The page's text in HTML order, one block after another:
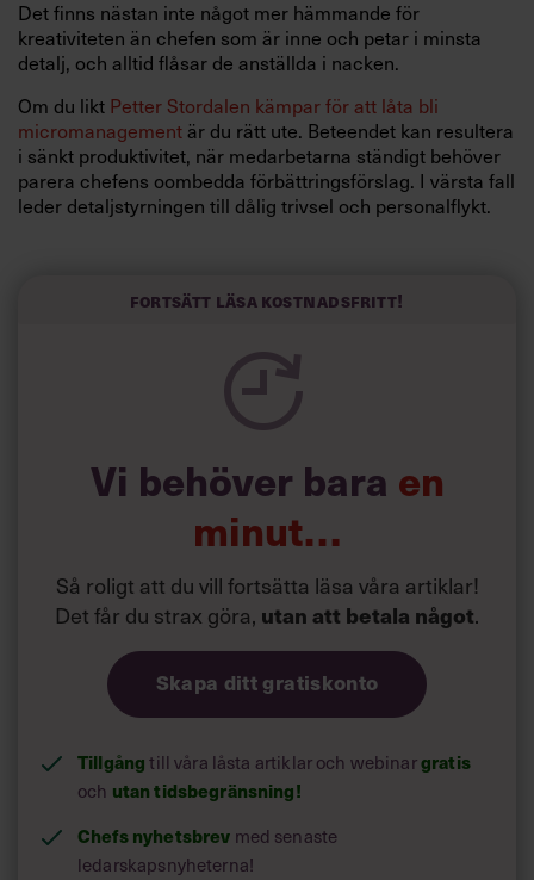
Det finns nästan inte något mer hämmande för
kreativiteten än chefen som är inne och petar i minsta
detalj, och alltid flåsar de anställda i nacken.
Om du likt Petter Stordalen kämpar för att låta bli
micromanagementär du rätt ute. Beteendet kan resultera
i sänkt produktivitet, när medarbetarna ständigt behöver
parera chefens oombedda förbättringsförslag. I värsta fall
leder detaljstyrningen till dålig trivsel och personalflykt.
bli att börja följa arbetet med förstoringsglas när vi
Om du själv är orolig för att omedvetet vara en
detaljstyrande chef kan du fråga dig om du ofta är
missnöjd med hur medarbetarna levererar, gärna håller
mejlkopia trots att du inte är direkt inblandad i ärendet,
och lägger mycket tid på att korrigera småfel.
Fortsätt läsa kostnadsfritt!
Vi behöver bara en
minut…
Så roligt att du vill fortsätta läsa våra artiklar!
Det får du strax göra, utan att betala något.
Skapa ditt gratiskonto
Tillgångtill våra låsta artiklar och webinargratis
och utan tidsbegränsning!
Chefs nyhetsbrev med senaste
ledarskapsnyheterna!